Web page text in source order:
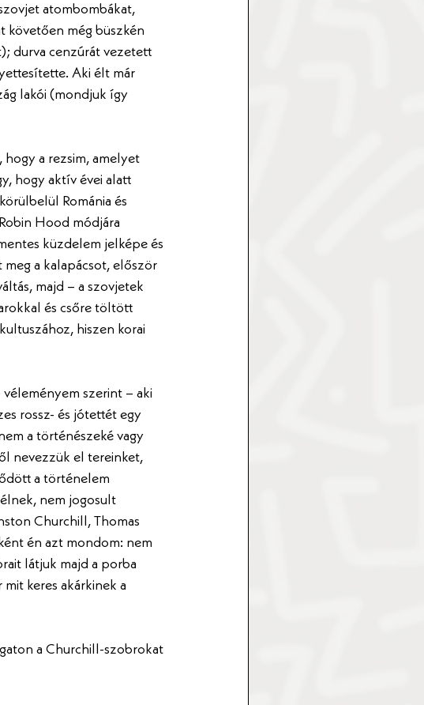
atombombákat,
követően még büszkén
durva cenzúrát vezetett
Aki élt már
lakói (mondjuk így
a rezsim, amelyet
hogy aktív évei alatt
Románia és
Hood módjára
küzdelem jelképe és
meg a kalapácsot, először
majd – a szovjetek
és csőre töltött
hiszen korai
szerint – aki
rossz- és jótettét egy
a történészeké vagy
nevezzük el tereinket,
a történelem
nem jogosult
Churchill, Thomas
én azt mondom: nem
látjuk majd a porba
keres akárkinek a
a Churchill-szobrokat